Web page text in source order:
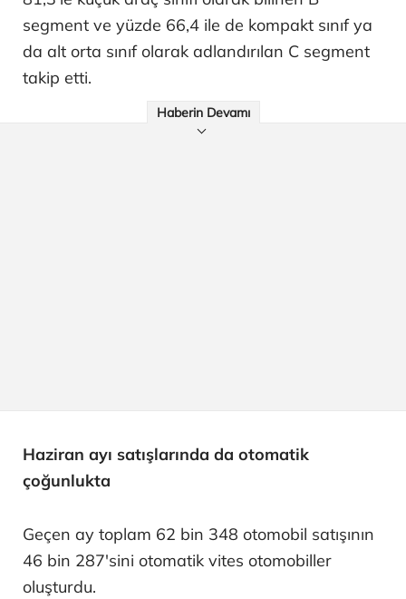
segment ve yüzde 66,4 ile de kompakt sınıf ya
da alt orta sınıf olarak adlandırılan C segment
takip etti.
Haberin Devamı
Haziran ayı satışlarında da otomatik
çoğunlukta
Geçen ay toplam 62 bin 348 otomobil satışının
46 bin 287'sini otomatik vites otomobiller
oluşturdu.